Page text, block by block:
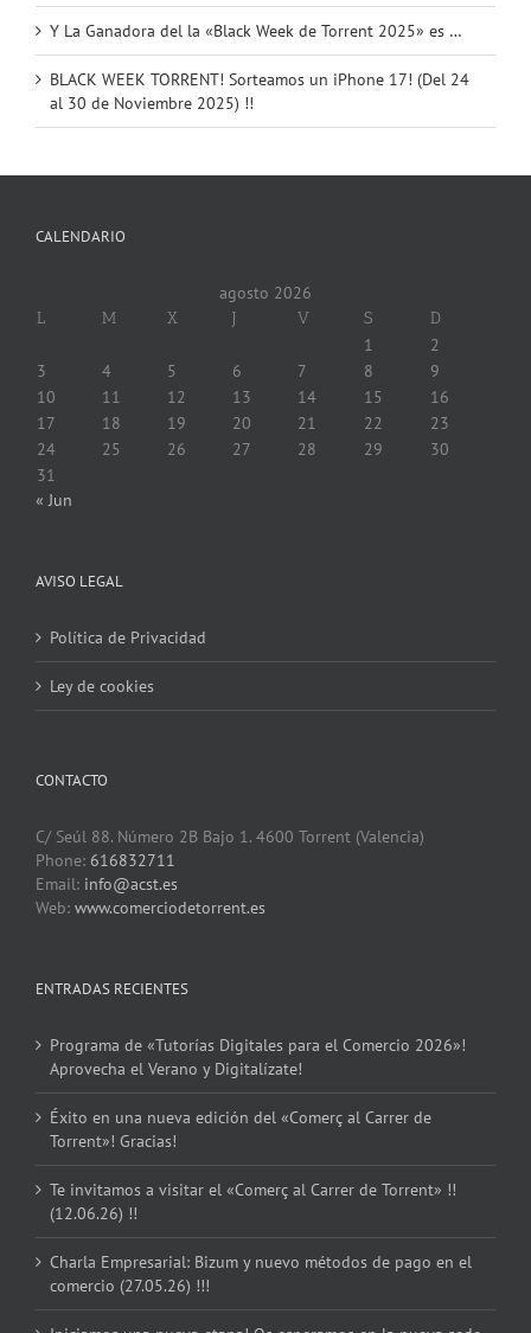
Y La Ganadora del la «Black Week de Torrent 2025» es …
BLACK WEEK TORRENT! Sorteamos un iPhone 17! (Del 24
al 30 de Noviembre 2025) !!
CALENDARIO
agosto 2026
L M X J V S D
1
2
3
4 5 6 7 8
9
10
11 12 13 14 15
16
17
18 19 20 21 22
23
24
25 26 27 28 29
30
31
« Jun
AVISO LEGAL
Política de Privacidad
Ley de cookies
CONTACTO
C/ Seúl 88. Número 2B Bajo 1. 4600 Torrent (Valencia)
Phone: 616832711
Email: info@acst.es
Web: www.comerciodetorrent.es
ENTRADAS RECIENTES
Programa de «Tutorías Digitales para el Comercio 2026»!
Aprovecha el Verano y Digitalízate!
Éxito en una nueva edición del «Comerç al Carrer de
Torrent»! Gracias!
Te invitamos a visitar el «Comerç al Carrer de Torrent» !!
(12.06.26) !!
Charla Empresarial: Bizum y nuevo métodos de pago en el
comercio (27.05.26) !!!